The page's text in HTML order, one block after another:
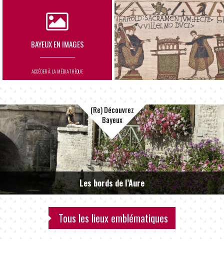
BAYEUX EN IMAGES
ACCÉDER À LA MÉDIATHÈQUE
(Re) Découvrez
Bayeux
Les bords de l’Aure
Tous les lieux emblématiques